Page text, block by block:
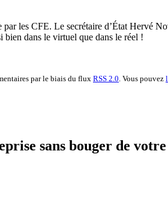
les CFE. Le secrétaire d’État Hervé
bien dans le virtuel que dans le réel !
par le biais du flux RSS 2.0 . Vous pouvez
sans bouger de